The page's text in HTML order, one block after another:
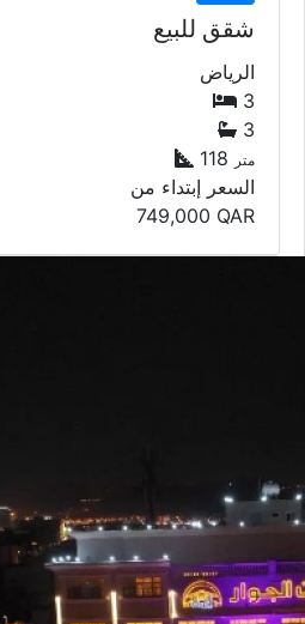
شقق للبيع
الرياض
3
3
118
متر
السعر إبتداء من
749,000 QAR